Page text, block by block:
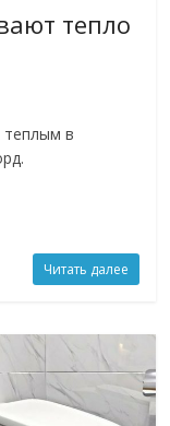
тепло
теплым в
Читать далее